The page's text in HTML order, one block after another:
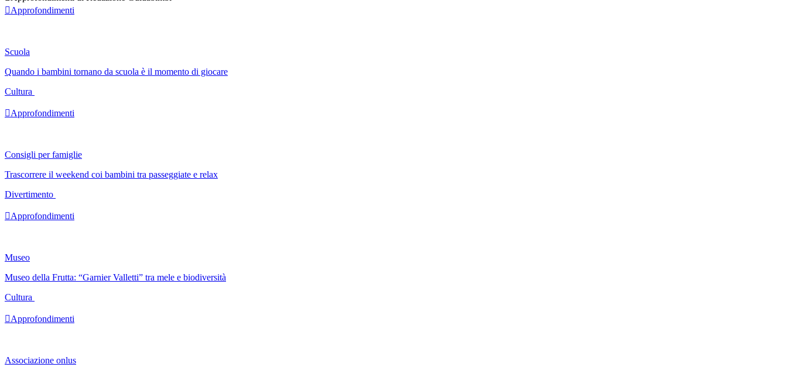
Approfondimenti
Scuola
Quando i bambini tornano da scuola è il momento di giocare
Cultura
Approfondimenti
Consigli per famiglie
Trascorrere il weekend coi bambini tra passeggiate e relax
Divertimento
Approfondimenti
Museo
Museo della Frutta: “Garnier Valletti” tra mele e biodiversità
Cultura
Approfondimenti
Associazione onlus